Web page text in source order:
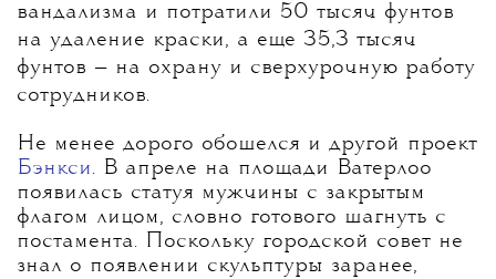
вандализма и потратили 50 тысяч фунтов
на удаление краски, а еще 35,3 тысяч
фунтов — на охрану и сверхурочную работу
сотрудников.
Не менее дорого обошелся и другой проект
Бэнкси. В апреле на площади Ватерлоо
появилась статуя мужчины с закрытым
флагом лицом, словно готового шагнуть с
постамента. Поскольку городской совет не
знал о появлении скульптуры заранее,